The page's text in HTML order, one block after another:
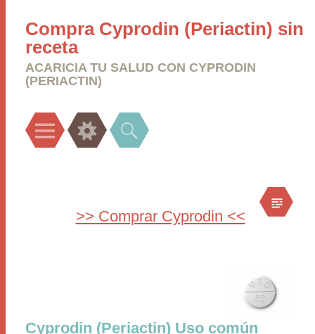
Compra Cyprodin (Periactin) sin
receta
ACARICIA TU SALUD CON CYPRODIN
(PERIACTIN)
Menu Widgets Search
>> Comprar Cyprodin <<
Cyprodin (Periactin) Uso común